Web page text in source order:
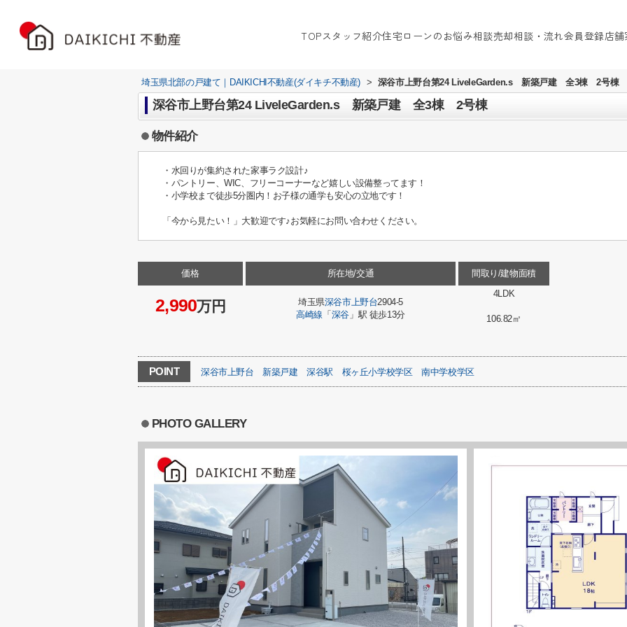
TOPスタッフ紹介住宅ローンのお悩み相談売却相談・流れ会員登録店
埼玉県北部の戸建て｜DAIKICHI不動産(ダイキチ不動産) > 深谷市上野台第24 LiveleGarden.s 新築戸建 全3棟 2号棟
深谷市上野台第24 LiveleGarden.s 新築戸建 全3棟 2号棟
物件紹介
・水回りが集約された家事ラク設計♪
・パントリー、WIC、フリーコーナーなど嬉しい設備整ってます！
・小学校まで徒歩5分圏内！お子様の通学も安心の立地です！
「今から見たい！」大歓迎です♪お気軽にお問い合わせください。
価格
2,990万円
所在地/交通
埼玉県深谷市上野台2904-5
高崎線 「 深谷」駅 徒歩13分
間取り/建物面積
4LDK
106.82㎡
POINT 深谷市上野台 新築戸建 深谷駅 桜ヶ丘小学校学区 南中学校学区
PHOTO GALLERY